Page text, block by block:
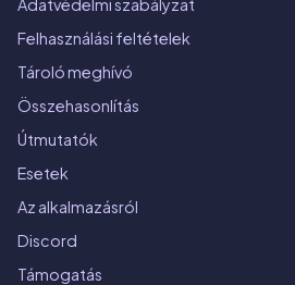
Adatvédelmi szabályzat
Felhasználási feltételek
Tároló meghívó
Összehasonlítás
Útmutatók
Esetek
Az alkalmazásról
Discord
Támogatás